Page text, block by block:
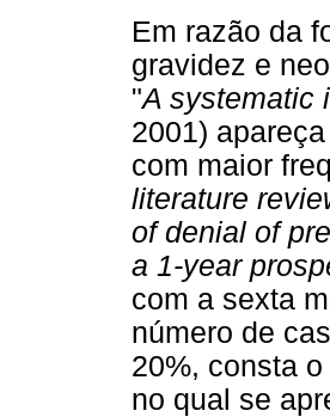
Em razão da
gravidez e
"A systematic
2001)
com maior
literature
of denial of
a 1-year
com a sexta
número de
20%, consta
no qual se